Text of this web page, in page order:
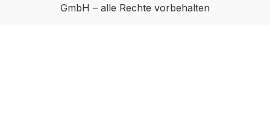
GmbH – alle Rechte vorbehalten